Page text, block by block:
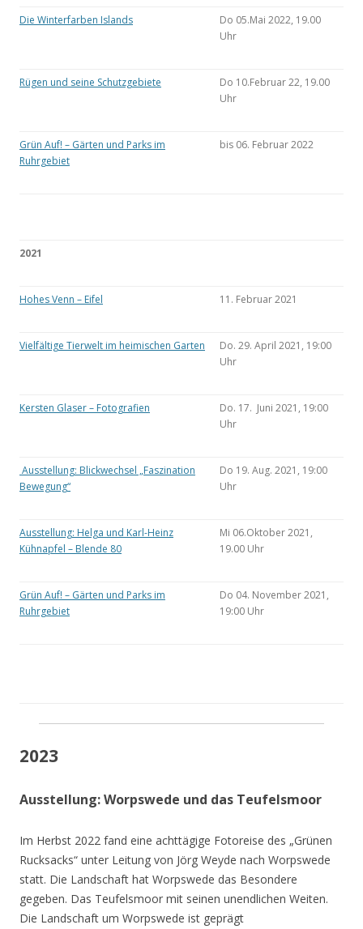
Die Winterfarben Islands
Do 05.Mai 2022, 19.00
Uhr
Rügen und seine Schutzgebiete
Do 10.Februar 22, 19.00
Uhr
Grün Auf! – Gärten und Parks im
Ruhrgebiet
bis 06. Februar 2022
2021
Hohes Venn – Eifel 11. Februar 2021
Vielfältige Tierwelt im heimischen Garten
Do. 29. April 2021, 19:00
Uhr
Kersten Glaser – Fotografien
Do. 17. Juni 2021, 19:00
Uhr
Ausstellung: Blickwechsel „Faszination
Bewegung“
Do 19. Aug. 2021, 19:00
Uhr
Ausstellung: Helga und Karl-Heinz
Kühnapfel – Blende 80
Mi 06.Oktober 2021,
19.00 Uhr
Grün Auf! – Gärten und Parks im
Ruhrgebiet
Do 04. November 2021,
19:00 Uhr
2023
Ausstellung: Worpswede und das Teufelsmoor
Im Herbst 2022 fand eine achttägige Fotoreise des „Grünen
Rucksacks“ unter Leitung von Jörg Weyde nach Worpswede
statt. Die Landschaft hat Worpswede das Besondere
gegeben. Das Teufelsmoor mit seinen unendlichen Weiten.
Die Landschaft um Worpswede ist geprägt